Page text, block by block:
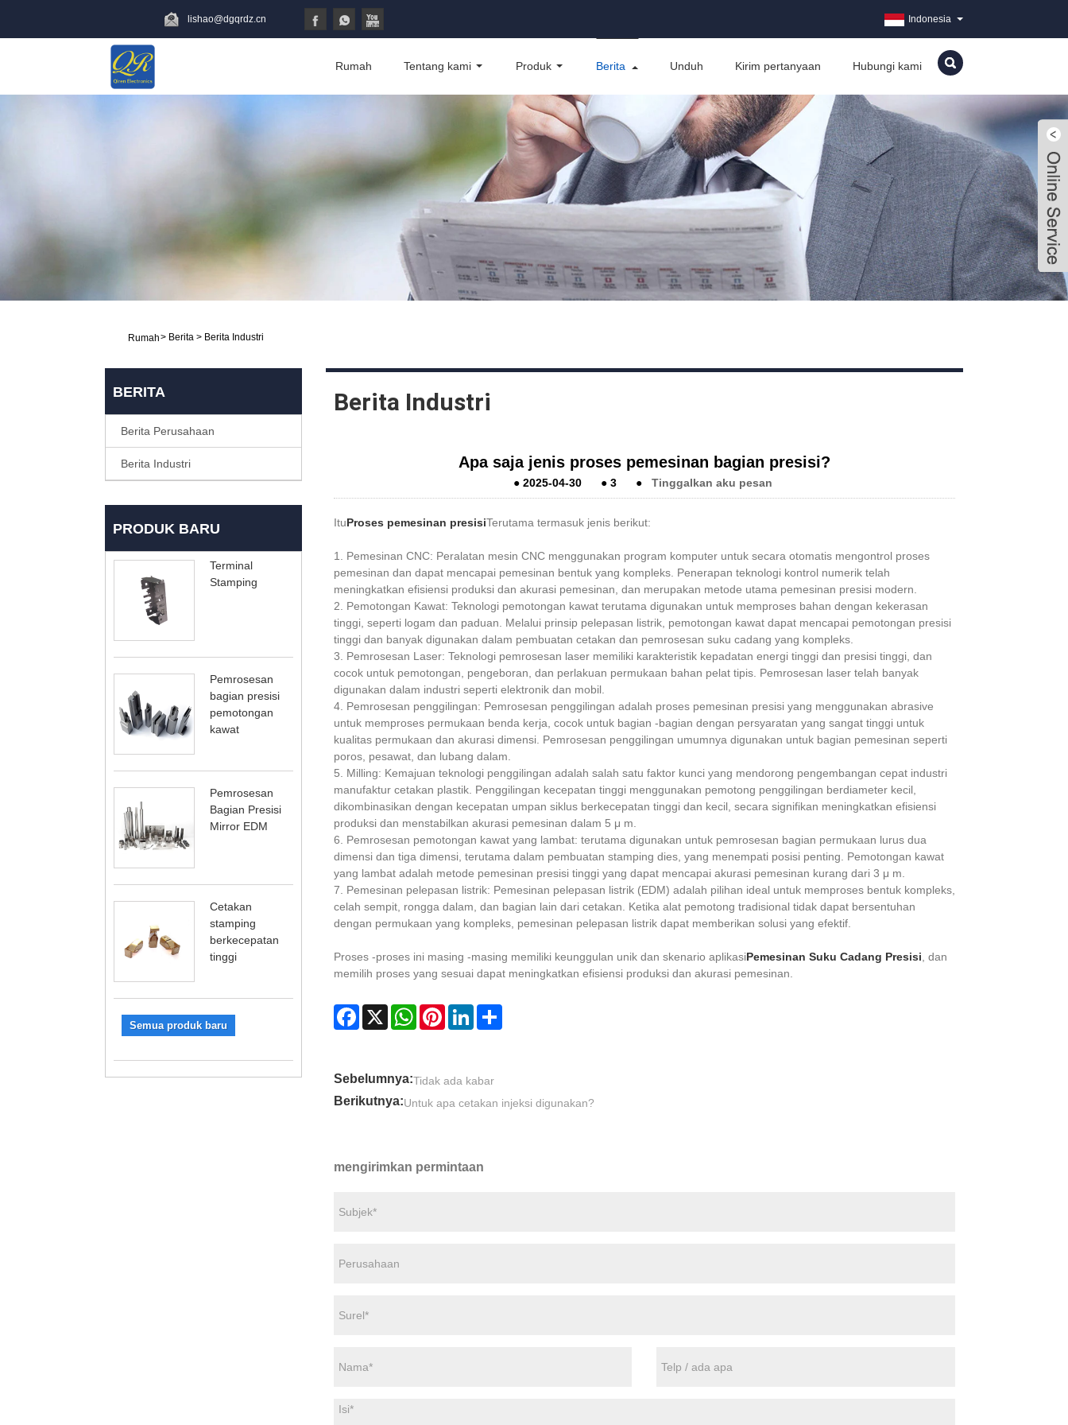
lishao@dgqrdz.cn Indonesia
Rumah Tentang kami Produk Berita Unduh Kirim pertanyaan Hubungi kami
Rumah> Berita > Berita Industri
BERITA
Berita Perusahaan
Berita Industri
PRODUK BARU
Terminal
Stamping
Pemrosesan
bagian presisi
pemotongan
kawat
Pemrosesan
Bagian Presisi
Mirror EDM
Cetakan
stamping
berkecepatan
tinggi
Semua produk baru
Berita Industri
Apa saja jenis proses pemesinan bagian presisi?
● 2025-04-30 ● 3 ● Tinggalkan aku pesan
ItuProses pemesinan presisiTerutama termasuk jenis berikut:
1. Pemesinan CNC: Peralatan mesin CNC menggunakan program komputer untuk secara otomatis mengontrol proses
pemesinan dan dapat mencapai pemesinan bentuk yang kompleks. Penerapan teknologi kontrol numerik telah
meningkatkan efisiensi produksi dan akurasi pemesinan, dan merupakan metode utama pemesinan presisi modern.
2. Pemotongan Kawat: Teknologi pemotongan kawat terutama digunakan untuk memproses bahan dengan kekerasan
tinggi, seperti logam dan paduan. Melalui prinsip pelepasan listrik, pemotongan kawat dapat mencapai pemotongan presisi
tinggi dan banyak digunakan dalam pembuatan cetakan dan pemrosesan suku cadang yang kompleks.
3. Pemrosesan Laser: Teknologi pemrosesan laser memiliki karakteristik kepadatan energi tinggi dan presisi tinggi, dan
cocok untuk pemotongan, pengeboran, dan perlakuan permukaan bahan pelat tipis. Pemrosesan laser telah banyak
digunakan dalam industri seperti elektronik dan mobil.
4. Pemrosesan penggilingan: Pemrosesan penggilingan adalah proses pemesinan presisi yang menggunakan abrasive
untuk memproses permukaan benda kerja, cocok untuk bagian -bagian dengan persyaratan yang sangat tinggi untuk
kualitas permukaan dan akurasi dimensi. Pemrosesan penggilingan umumnya digunakan untuk bagian pemesinan seperti
poros, pesawat, dan lubang dalam.
5. Milling: Kemajuan teknologi penggilingan adalah salah satu faktor kunci yang mendorong pengembangan cepat industri
manufaktur cetakan plastik. Penggilingan kecepatan tinggi menggunakan pemotong penggilingan berdiameter kecil,
dikombinasikan dengan kecepatan umpan siklus berkecepatan tinggi dan kecil, secara signifikan meningkatkan efisiensi
produksi dan menstabilkan akurasi pemesinan dalam 5 μ m.
6‌. Pemrosesan pemotongan kawat yang lambat: terutama digunakan untuk pemrosesan bagian permukaan lurus dua
dimensi dan tiga dimensi, terutama dalam pembuatan stamping dies, yang menempati posisi penting. Pemotongan kawat
yang lambat adalah metode pemesinan presisi tinggi yang dapat mencapai akurasi pemesinan kurang dari 3 μ m.
7‌. Pemesinan pelepasan listrik: Pemesinan pelepasan listrik (EDM) adalah pilihan ideal untuk memproses bentuk kompleks,
celah sempit, rongga dalam, dan bagian lain dari cetakan. Ketika alat pemotong tradisional tidak dapat bersentuhan
dengan permukaan yang kompleks, pemesinan pelepasan listrik dapat memberikan solusi yang efektif.
Proses -proses ini masing -masing memiliki keunggulan unik dan skenario aplikasiPemesinan Suku Cadang Presisi , dan
memilih proses yang sesuai dapat meningkatkan efisiensi produksi dan akurasi pemesinan.
Facebook
X WhatsAppPinterestLinkedInShare
Sebelumnya:Tidak ada kabar
Berikutnya:Untuk apa cetakan injeksi digunakan?
mengirimkan permintaan